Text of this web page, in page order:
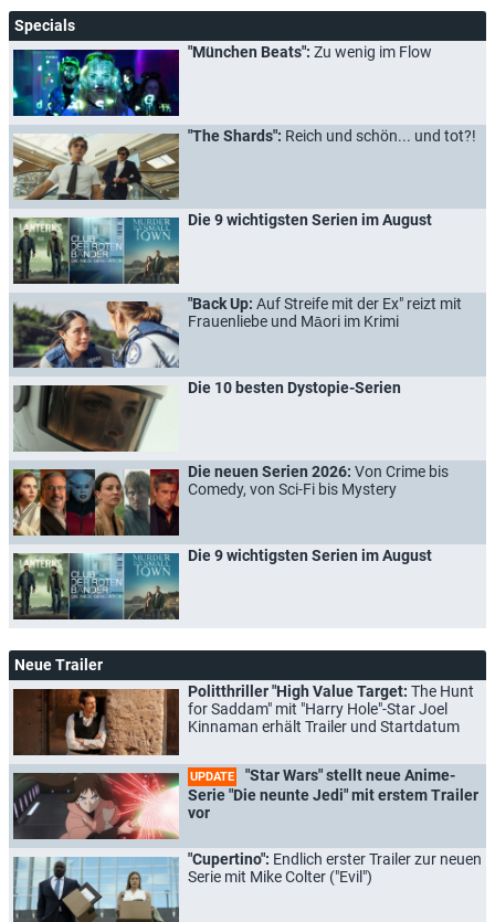
Specials
"München Beats": Zu wenig im Flow
"The Shards": Reich und schön... und tot?!
Die 9 wichtigsten Serien im August
"Back Up: Auf Streife mit der Ex" reizt mit
Frauenliebe und Māori im Krimi
Die 10 besten Dystopie-Serien
Die neuen Serien 2026: Von Crime bis
Comedy, von Sci-Fi bis Mystery
Die 9 wichtigsten Serien im August
Neue Trailer
Politthriller "High Value Target: The Hunt
for Saddam" mit "Harry Hole"-Star Joel
Kinnaman erhält Trailer und Startdatum
UPDATE
"Star Wars" stellt neue Anime-
Serie "Die neunte Jedi" mit erstem Trailer
vor
"Cupertino": Endlich erster Trailer zur neuen
Serie mit Mike Colter ("Evil")